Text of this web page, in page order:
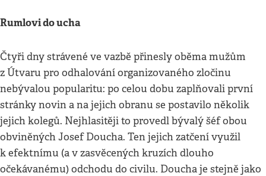
Rumlovi do ucha
Čtyři dny strávené ve vazbě přinesly oběma mužům
z Útvaru pro odhalování organizovaného zločinu
nebývalou popularitu: po celou dobu zaplňovali první
stránky novin a na jejich obranu se postavilo několik
jejich kolegů. Nejhlasitěji to provedl bývalý šéf obou
obviněných Josef Doucha. Ten jejich zatčení využil
k efektnímu (a v zasvěcených kruzích dlouho
očekávanému) odchodu do civilu. Doucha je stejně jako